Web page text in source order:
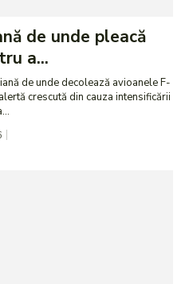
de unde pleacă
a...
de unde decolează avioanele F-
crescută din cauza intensificării